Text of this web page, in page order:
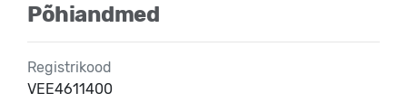
Põhiandmed
Registrikood
VEE4611400